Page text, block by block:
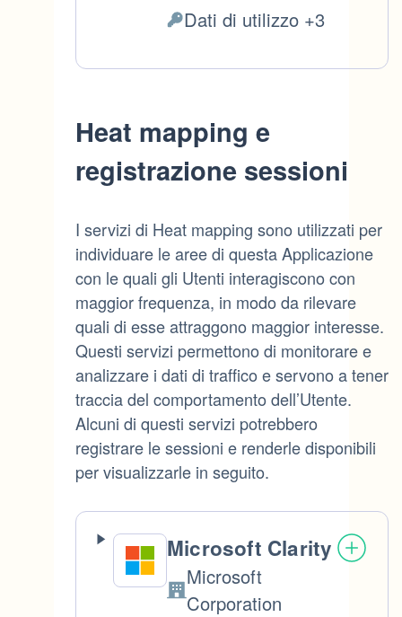
del
DatiDati di utilizzo +3
Heat mapping e
registrazione sessioni
I servizi di Heat mapping sono utilizzati per
individuare le aree di questa Applicazione
con le quali gli Utenti interagiscono con
maggior frequenza, in modo da rilevare
quali di esse attraggono maggior interesse.
Questi servizi permettono di monitorare e
analizzare i dati di traffico e servono a tener
traccia del comportamento dell’Utente.
Alcuni di questi servizi potrebbero
registrare le sessioni e renderle disponibili
per visualizzarle in seguito.
Microsoft Clarity
Azienda:
Microsoft
Corporation